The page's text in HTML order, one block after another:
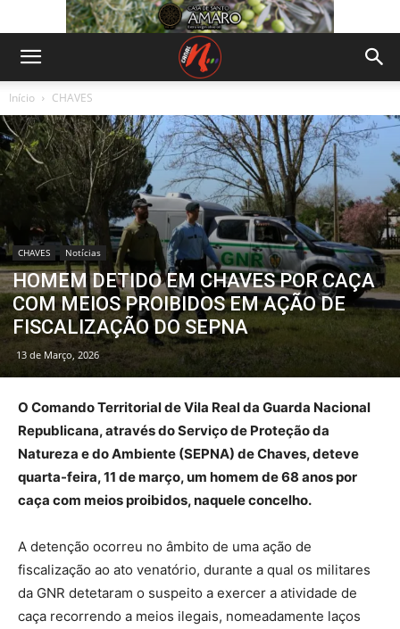
Início CHAVES
CHAVES Notícias
HOMEM DETIDO EM CHAVES POR CAÇA
COM MEIOS PROIBIDOS EM AÇÃO DE
FISCALIZAÇÃO DO SEPNA
13 de Março, 2026
O Comando Territorial de Vila Real da Guarda Nacional
Republicana, através do Serviço de Proteção da
Natureza e do Ambiente (SEPNA) de Chaves, deteve
quarta-feira, 11 de março, um homem de 68 anos por
caça com meios proibidos, naquele concelho.
A detenção ocorreu no âmbito de uma ação de
fiscalização ao ato venatório, durante a qual os militares
da GNR detetaram o suspeito a exercer a atividade de
caça recorrendo a meios ilegais, nomeadamente laços